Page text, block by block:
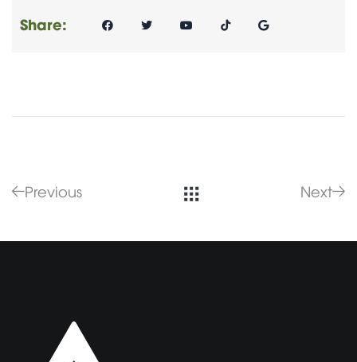
Share:
Previous Next